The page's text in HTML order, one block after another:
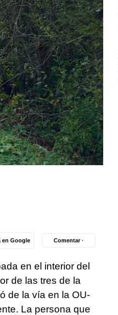
en Google Comentar ·
en el interior del
de las tres de la
de la vía en la OU-
La persona que